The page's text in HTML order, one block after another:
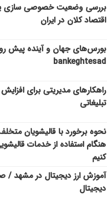
بررسی وضعیت خصوصی سازی
اقتصاد کلان در ایران
بورس‌های جهان و آینده پیش
bankeghtesad
راهکارهای مدیریتی برای
تبلیغاتی
نحوه برخورد با قالیشویان
هنگام استفاده از خدمات
کنیم
آموزش ارز دیجیتال در مشهد /
دیجیتال